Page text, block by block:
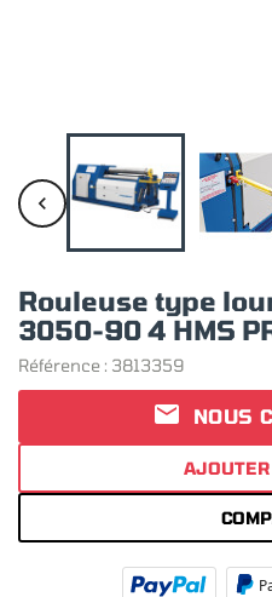

Rouleuse type
3050-90 4 HMS
Référence : 3813359
 NOUS